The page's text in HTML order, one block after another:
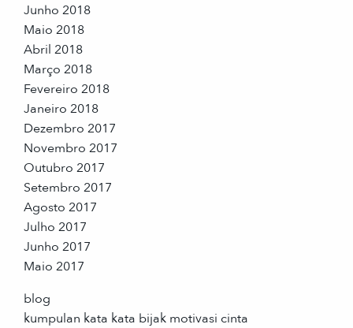
Junho 2018
Maio 2018
Abril 2018
Março 2018
Fevereiro 2018
Janeiro 2018
Dezembro 2017
Novembro 2017
Outubro 2017
Setembro 2017
Agosto 2017
Julho 2017
Junho 2017
Maio 2017
blog
kumpulan kata kata bijak motivasi cinta